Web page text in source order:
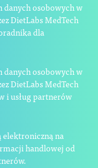
danych osobowych w
DietLabs MedTech
dla
danych osobowych w
DietLabs MedTech
i usług partnerów
elektroniczną na
handlowej od